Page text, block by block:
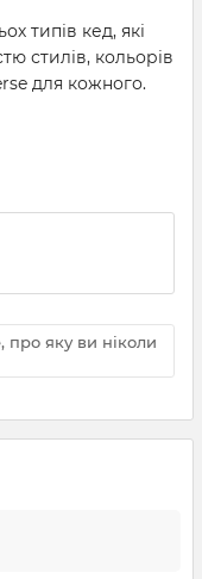
типів кед, які
стилів, кольорів
для кожного.
про яку ви ніколи